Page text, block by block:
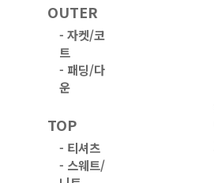
OUTER
- 자켓/코
트
- 패딩/다
운
TOP
- 티셔츠
- 스웨트/